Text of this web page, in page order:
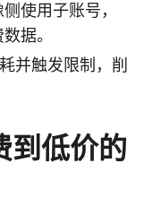
使用子账号，
据。
并触发限制，削
到低价的